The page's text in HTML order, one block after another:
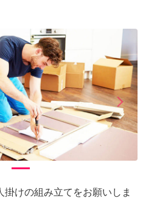
arrow_forward_iosNext
掛けの組み立てをお願いしま